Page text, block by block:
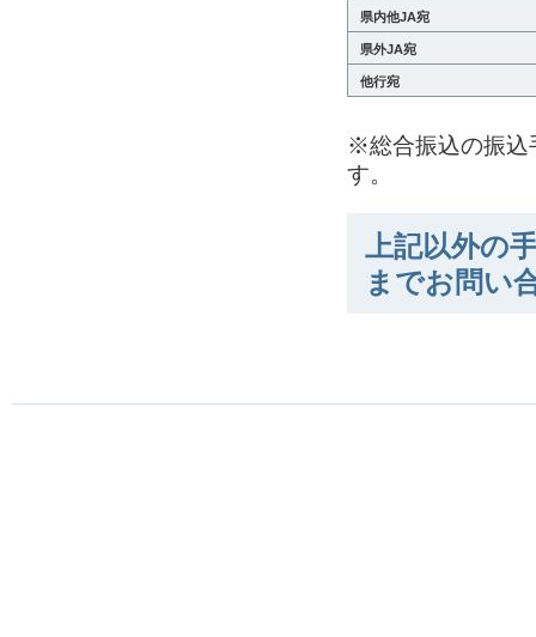
県内他JA宛
県外JA宛
他行宛
※総合振込の振込
す。
上記以外の
までお問い